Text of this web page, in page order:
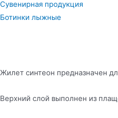
Сувенирная продукция
Ботинки лыжные
Жилет синтеон предназначен
Верхний слой выполнен из